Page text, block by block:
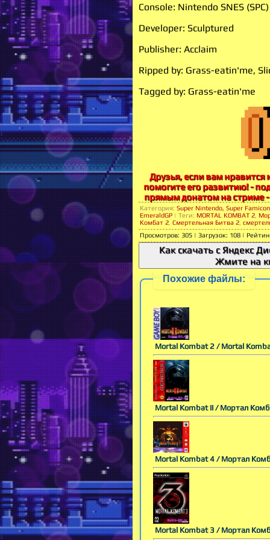
Console: Nintendo SNES (SPC)
Developer: Sculptured
Publisher: Acclaim
Ripped by: Grass-eatin'me,
Tagged by: Grass-eatin'me
Друзья, если вам нравится
помогите его развитию! -
прямым донатом на стриме
Категория: Super Nintendo, Super
EmeraldGP | Теги: MORTAL KOMBAT 2
Комбат 2 Смертельная Битва 2
Просмотров: 305 | Загрузок: 108 |
Как скачать с Яндекс
Жмите на
Похожие файлы:
Mortal Kombat 2 / Mortal
Mortal Kombat II / Мортал
Mortal Kombat 4 / Мортал
Mortal Kombat 3 / Мортал